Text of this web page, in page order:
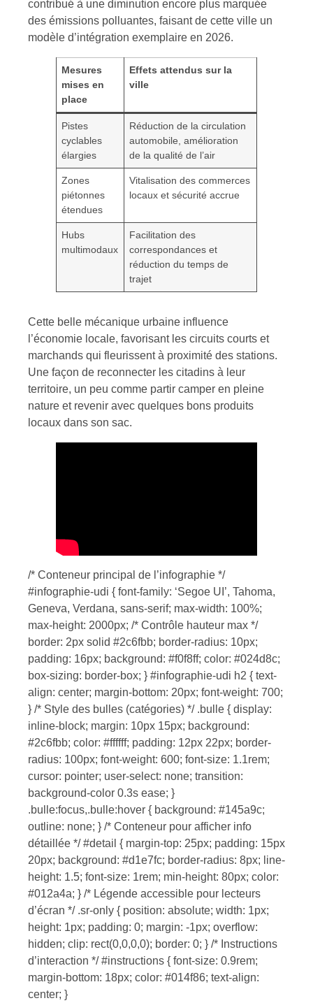
contribué à une diminution encore plus marquée
des émissions polluantes, faisant de cette ville un
modèle d’intégration exemplaire en 2026.
Mesures
mises en
place
Effets attendus sur la
ville
Pistes
cyclables
élargies
Réduction de la circulation
automobile, amélioration
de la qualité de l’air
Zones
piétonnes
étendues
Vitalisation des commerces
locaux et sécurité accrue
Hubs
multimodaux
Facilitation des
correspondances et
réduction du temps de
trajet
Cette belle mécanique urbaine influence
l’économie locale, favorisant les circuits courts et
marchands qui fleurissent à proximité des stations.
Une façon de reconnecter les citadins à leur
territoire, un peu comme partir camper en pleine
nature et revenir avec quelques bons produits
locaux dans son sac.
/* Conteneur principal de l’infographie */
#infographie-udi { font-family: ‘Segoe UI’, Tahoma,
Geneva, Verdana, sans-serif; max-width: 100%;
max-height: 2000px; /* Contrôle hauteur max */
border: 2px solid #2c6fbb; border-radius: 10px;
padding: 16px; background: #f0f8ff; color: #024d8c;
box-sizing: border-box; } #infographie-udi h2 { text-
align: center; margin-bottom: 20px; font-weight: 700;
} /* Style des bulles (catégories) */ .bulle { display:
inline-block; margin: 10px 15px; background:
#2c6fbb; color: #ffffff; padding: 12px 22px; border-
radius: 100px; font-weight: 600; font-size: 1.1rem;
cursor: pointer; user-select: none; transition:
background-color 0.3s ease; }
.bulle:focus,.bulle:hover { background: #145a9c;
outline: none; } /* Conteneur pour afficher info
détaillée */ #detail { margin-top: 25px; padding: 15px
20px; background: #d1e7fc; border-radius: 8px; line-
height: 1.5; font-size: 1rem; min-height: 80px; color:
#012a4a; } /* Légende accessible pour lecteurs
d’écran */ .sr-only { position: absolute; width: 1px;
height: 1px; padding: 0; margin: -1px; overflow:
hidden; clip: rect(0,0,0,0); border: 0; } /* Instructions
d’interaction */ #instructions { font-size: 0.9rem;
margin-bottom: 18px; color: #014f86; text-align:
center; }